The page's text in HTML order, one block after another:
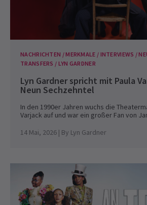
NACHRICHTEN / MERKMALE / INTERVIEWS /
TRANSFERS / LYN GARDNER
Lyn Gardner spricht mit Paula
Neun Sechzehntel
In den 1990er Jahren wuchs die
Varjack auf und war ein großer Fan von
14 Mai, 2026 | By Lyn Gardner